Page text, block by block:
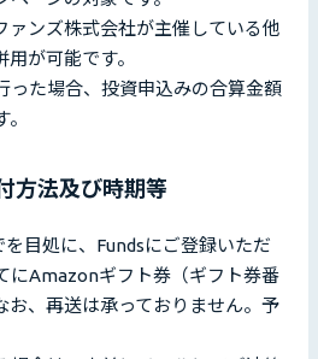
ンズ株式会社が主催している他
が可能です。
た場合、投資申込みの合算金額
方法及び時期等
目処に、Fundsにご登録いただ
にAmazonギフト券（ギフト券番
お、再送は承っておりません。予